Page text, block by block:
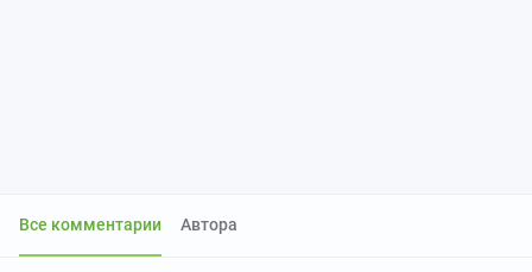
Все комментарии Автора